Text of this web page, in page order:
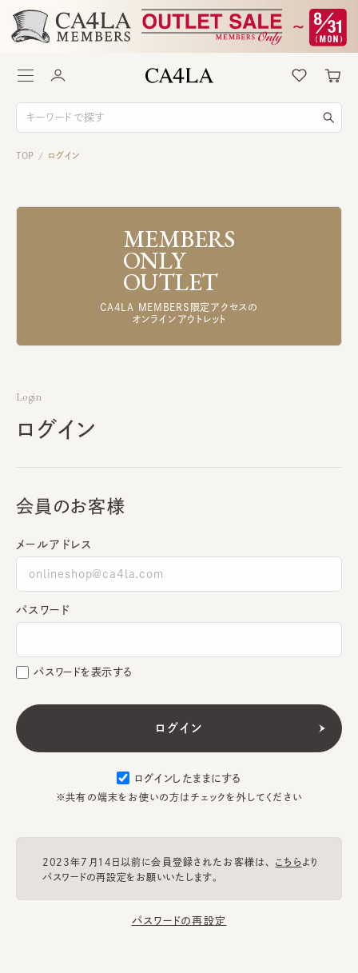
TOP / ログイン
MEMBERS
ONLY
OUTLET
CA4LA MEMBERS限定アクセスの
オンラインアウトレット
Login
ログイン
会員のお客様
メールアドレス
パスワード
パスワードを表示する
ログインしたままにする
※共有の端末をお使いの方はチェックを外してください
2023年7月14日以前に会員登録されたお客様は、 こちらより
パスワードの再設定をお願いいたします。
パスワードの再設定